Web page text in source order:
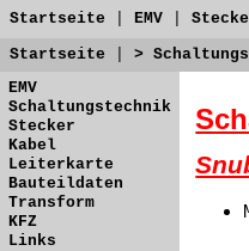
Startseite EMV
Startseite
>
EMV
Schaltungstechnik
Stecker
Kabel
Leiterkarte
Bauteildaten
Transform
KFZ
Links